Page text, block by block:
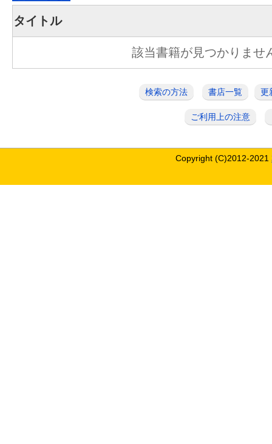
タイトル
該当書籍が見つかりませ
検索の方法 書店一覧 更
ご利用上の注意
Copyright (C)2012-2021